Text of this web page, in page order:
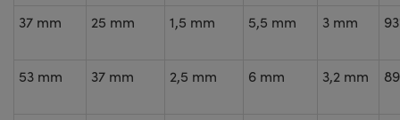
37 mm 25 mm 1,5 mm 5,5 mm 3 mm
53 mm 37 mm 2,5 mm 6 mm 3,2 mm